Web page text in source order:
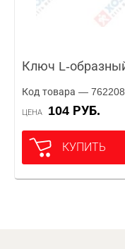
Ключ L-
Код товара — 762208
ЦЕНА 104 РУБ.
КУПИТЬ